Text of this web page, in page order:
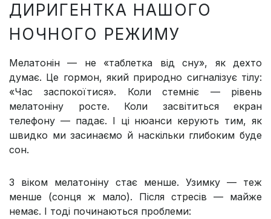
ДИРИГЕНТКА НАШОГО
НОЧНОГО РЕЖИМУ
Мелатонін — не «таблетка від сну», як дехто
думає. Це гормон, який природно сигналізує тілу:
«Час заспокоїтися». Коли стемніє — рівень
мелатоніну росте. Коли засвітиться екран
телефону — падає. І ці нюанси керують тим, як
швидко ми засинаємо й наскільки глибоким буде
сон.
З віком мелатоніну стає менше. Узимку — теж
менше (сонця ж мало). Після стресів — майже
немає. І тоді починаються проблеми: